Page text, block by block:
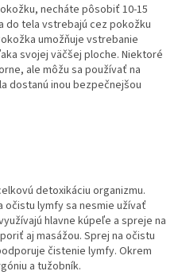
necháte pôsobiť 10-15
do tela vstrebajú cez pokožku
umožňuje vstrebanie
svojej väčšej ploche. Niektoré
ale môžu sa používať na
dostanú inou bezpečnejšou
detoxikáciu organizmu.
očistu lymfy sa nesmie užívať
hlavne kúpeľe a spreje na
aj masážou. Sprej na očistu
čistenie lymfy. Okrem
a tužobník.